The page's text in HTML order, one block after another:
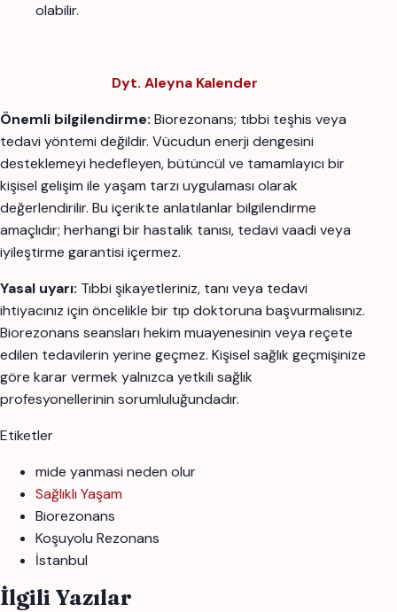
olabilir.
Dyt. Aleyna Kalender
Önemli bilgilendirme: Biorezonans; tıbbi teşhis veya
tedavi yöntemi değildir. Vücudun enerji dengesini
desteklemeyi hedefleyen, bütüncül ve tamamlayıcı bir
kişisel gelişim ile yaşam tarzı uygulaması olarak
değerlendirilir. Bu içerikte anlatılanlar bilgilendirme
amaçlıdır; herhangi bir hastalık tanısı, tedavi vaadi veya
iyileştirme garantisi içermez.
Yasal uyarı: Tıbbi şikayetleriniz, tanı veya tedavi
ihtiyacınız için öncelikle bir tıp doktoruna başvurmalısınız.
Biorezonans seansları hekim muayenesinin veya reçete
edilen tedavilerin yerine geçmez. Kişisel sağlık geçmişinize
göre karar vermek yalnızca yetkili sağlık
profesyonellerinin sorumluluğundadır.
Etiketler
mide yanmasi neden olur
Sağlıklı Yaşam
Biorezonans
Koşuyolu Rezonans
İstanbul
İlgili Yazılar